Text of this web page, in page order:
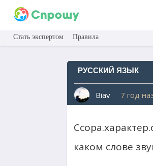
Стать экспертом Правила
РУССКИЙ ЯЗЫК
Biav 7 год
каком слове